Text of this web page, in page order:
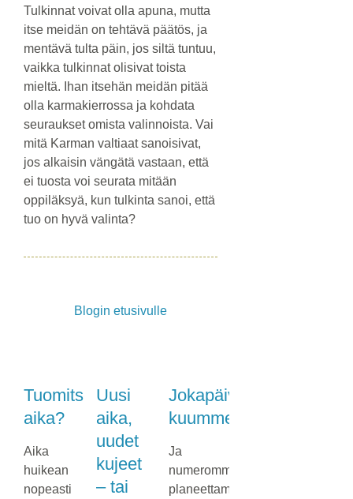
Tulkinnat voivat olla apuna, mutta
itse meidän on tehtävä päätös, ja
mentävä tulta päin, jos siltä tuntuu,
vaikka tulkinnat olisivat toista
mieltä. Ihan itsehän meidän pitää
olla karmakierrossa ja kohdata
seuraukset omista valinnoista. Vai
mitä Karman valtiaat sanoisivat,
jos alkaisin vängätä vastaan, että
ei tuosta voi seurata mitään
oppiläksyä, kun tulkinta sanoi, että
tuo on hyvä valinta?
Blogin etusivulle
Tuomitsemisen
aika?
Aika
huikean
nopeasti
Uusi
aika,
uudet
kujeet
– tai
Jokapäiväinen
kuumme
Ja
numeromme,
planeettamme,